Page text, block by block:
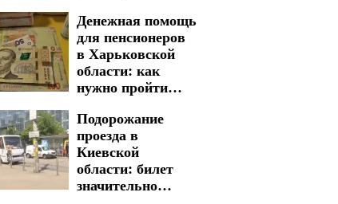
могут взлететь
почти в два раза
Денежная помощь
для пенсионеров
в Харьковской
области: как
нужно пройти
получения
выплат
Подорожание
проезда в
Киевской
области: билет
значительно